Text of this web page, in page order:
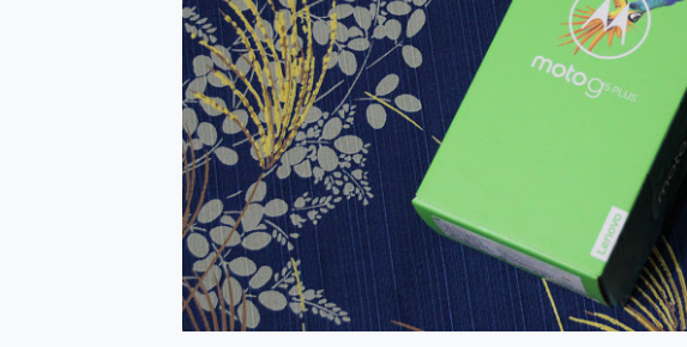
Locawhere AnyTo 寶可夢飛人 AnyTo 不出
小體積 40000mAh 超大容量 一次充5個設備
97.3% 恢復率，資料救援就是這麼簡單
磁碟系統大風吹 有了 磁碟管理程式 EaseUS
全新 SONY Xperia 1 VI 開箱! 相機實測! 長
Xiaomi 14 Ultra 開箱 評測~ 有深度的 Leica
vivo TWS 3e 真無線藍牙耳機智慧降噪升級
MSI Claw 掌機專屬配件包 來囉 完美保護
人像旗艦 vivo V30 系列 開箱 評測! 首搭蔡
多個願望一次滿足 超強散熱 微星 MSI
一吸完美對位 擁有超強吸力與超好用的隱
Motorola edge 70 pro 及 moto g37 power
近八千元的 Soundcore Liberty 5 Pro Max，